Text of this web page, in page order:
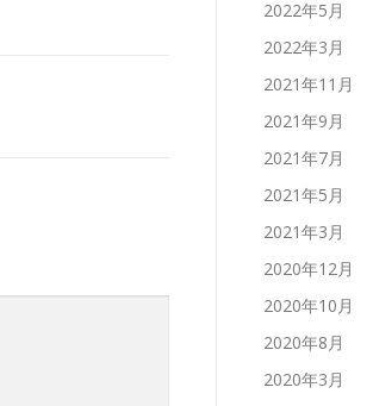
2022年5月
2022年3月
2021年11月
2021年9月
2021年7月
2021年5月
2021年3月
2020年12月
2020年10月
2020年8月
2020年3月